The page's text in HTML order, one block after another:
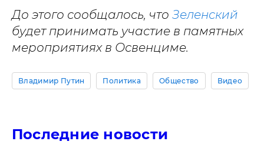
До этого сообщалось, что Зеленский
будет принимать участие в памятных
мероприятиях в Освенциме.
Владимир Путин Политика Общество Видео
Последние новости